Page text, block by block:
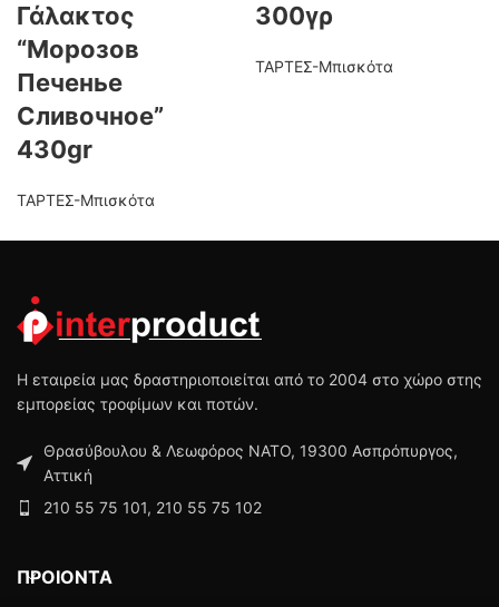
Γάλακτος
“Морозов
Печенье
Сливочное”
430gr
ΤΑΡΤΕΣ-Μπισκότα
300γρ
ΤΑΡΤΕΣ-Μπισκότα
Η εταιρεία μας δραστηριοποιείται από το 2004 στο χώρο στης
εμπορείας τροφίμων και ποτών.
Θρασύβουλου & Λεωφόρος ΝΑΤΟ, 19300 Ασπρόπυργος,
Αττική
210 55 75 101, 210 55 75 102
ΠΡΟΙΟΝΤΑ